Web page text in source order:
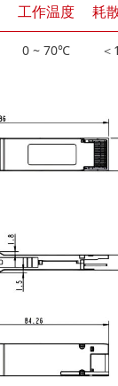
工作温度
0 ~ 70℃
耗